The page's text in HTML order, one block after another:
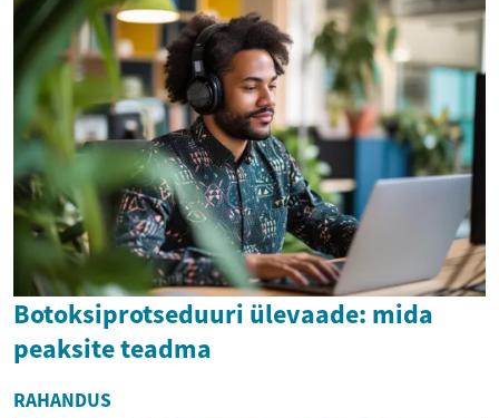
Botoksiprotseduuri ülevaade: mida
peaksite teadma
RAHANDUS